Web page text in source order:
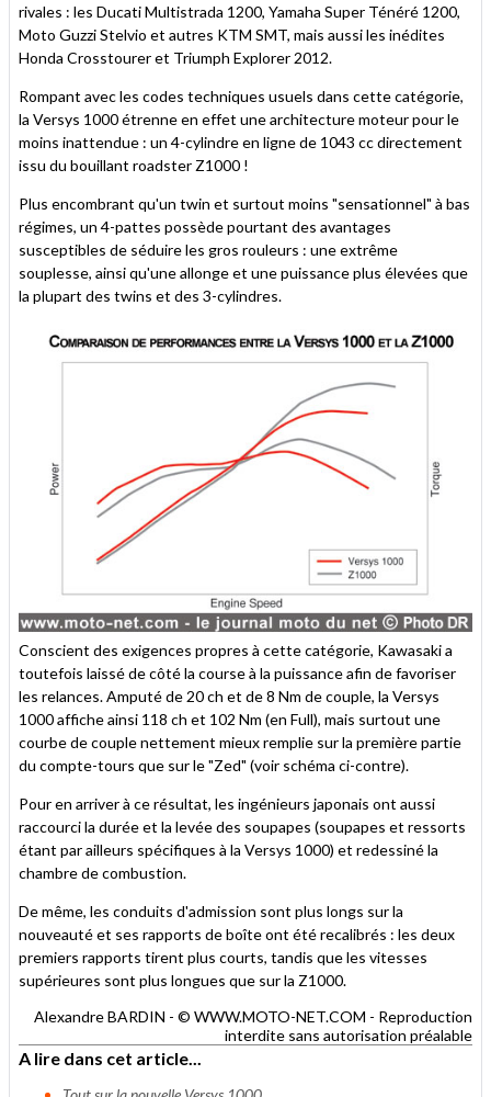
rivales : les Ducati Multistrada 1200, Yamaha Super Ténéré 1200,
Moto Guzzi Stelvio et autres KTM SMT, mais aussi les inédites
Honda Crosstourer et Triumph Explorer 2012.
Rompant avec les codes techniques usuels dans cette catégorie,
la Versys 1000 étrenne en effet une architecture moteur pour le
moins inattendue : un 4-cylindre en ligne de 1043 cc directement
issu du bouillant roadster Z1000 !
Plus encombrant qu'un twin et surtout moins "sensationnel" à bas
régimes, un 4-pattes possède pourtant des avantages
susceptibles de séduire les gros rouleurs : une extrême
souplesse, ainsi qu'une allonge et une puissance plus élevées que
la plupart des twins et des 3-cylindres.
Conscient des exigences propres à cette catégorie, Kawasaki a
toutefois laissé de côté la course à la puissance afin de favoriser
les relances. Amputé de 20 ch et de 8 Nm de couple, la Versys
1000 affiche ainsi 118 ch et 102 Nm (en Full), mais surtout une
courbe de couple nettement mieux remplie sur la première partie
du compte-tours que sur le "Zed" (voir schéma ci-contre).
Pour en arriver à ce résultat, les ingénieurs japonais ont aussi
raccourci la durée et la levée des soupapes (soupapes et ressorts
étant par ailleurs spécifiques à la Versys 1000) et redessiné la
chambre de combustion.
De même, les conduits d'admission sont plus longs sur la
nouveauté et ses rapports de boîte ont été recalibrés : les deux
premiers rapports tirent plus courts, tandis que les vitesses
supérieures sont plus longues que sur la Z1000.
Alexandre BARDIN - © WWW.MOTO-NET.COM - Reproduction
interdite sans autorisation préalable
A lire dans cet article...